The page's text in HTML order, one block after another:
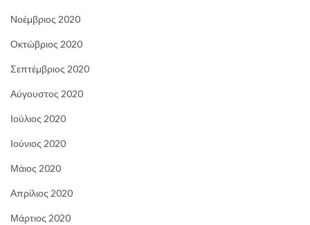
Νοέμβριος 2020
Οκτώβριος 2020
Σεπτέμβριος 2020
Αύγουστος 2020
Ιούλιος 2020
Ιούνιος 2020
Μάιος 2020
Απρίλιος 2020
Μάρτιος 2020